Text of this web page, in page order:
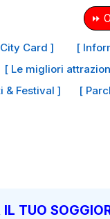
⏩
Card ]
[
[ Le migliori
& Festival ] [
TUO